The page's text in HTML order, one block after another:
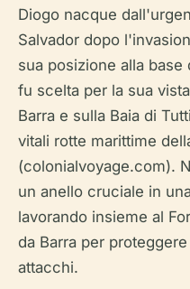
Diogo nacque
Salvador dopo
sua posizione alla
fu scelta per la sua
Barra e sulla Baia di
vitali rotte marittime
(colonialvoyage.com).
un anello cruciale in
lavorando insieme al
da Barra per
attacchi.